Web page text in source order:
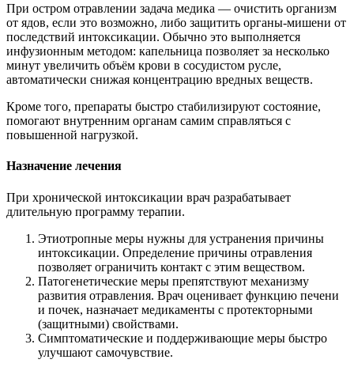
При остром отравлении задача медика — очистить организм
от ядов, если это возможно, либо защитить органы-мишени от
последствий интоксикации. Обычно это выполняется
инфузионным методом: капельница позволяет за несколько
минут увеличить объём крови в сосудистом русле,
автоматически снижая концентрацию вредных веществ.
Кроме того, препараты быстро стабилизируют состояние,
помогают внутренним органам самим справляться с
повышенной нагрузкой.
Назначение лечения
При хронической интоксикации врач разрабатывает
длительную программу терапии.
Этиотропные меры нужны для устранения причины
интоксикации. Определение причины отравления
позволяет ограничить контакт с этим веществом.
Патогенетические меры препятствуют механизму
развития отравления. Врач оценивает функцию печени
и почек, назначает медикаменты с протекторными
(защитными) свойствами.
Симптоматические и поддерживающие меры быстро
улучшают самочувствие.